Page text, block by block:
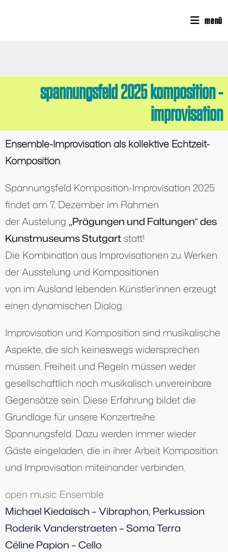
menü
spannungsfeld 2025 komposition -
improvisation
Ensemble-Improvisation als kollektive Echtzeit-
Komposition.
Spannungsfeld Komposition-Improvisation 2025
findet am 7. Dezember im Rahmen
der Austelung „Prägungen und Faltungen“ des
Kunstmuseums Stutgart statt!
Die Kombination aus Improvisationen zu Werken
der Ausstelung und Kompositionen
von im Ausland lebenden Künstler’innen erzeugt
einen dynamischen Dialog.
Improvisation und Komposition sind musikalische
Aspekte, die sich keineswegs widersprechen
müssen. Freiheit und Regeln müssen weder
gesellschaftlich noch musikalisch unvereinbare
Gegensätze sein. Diese Erfahrung bildet die
Grundlage für unsere Konzertreihe
Spannungsfeld. Dazu werden immer wieder
Gäste eingeladen, die in ihrer Arbeit Komposition
und Improvisation miteinander verbinden.
open music Ensemble
Michael Kiedaisch – Vibraphon, Perkussion
Roderik Vanderstraeten – Soma Terra
Céline Papion – Cello